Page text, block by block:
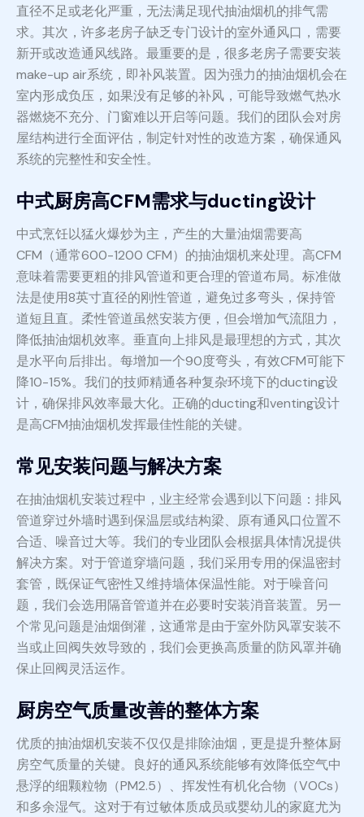
直径不足或老化严重，无法满足现代抽油烟机的排气需
求。其次，许多老房子缺乏专门设计的室外通风口，需要
新开或改造通风线路。最重要的是，很多老房子需要安装
make-up air系统，即补风装置。因为强力的抽油烟机会在
室内形成负压，如果没有足够的补风，可能导致燃气热水
器燃烧不充分、门窗难以开启等问题。我们的团队会对房
屋结构进行全面评估，制定针对性的改造方案，确保通风
系统的完整性和安全性。
中式厨房高CFM需求与ducting设计
中式烹饪以猛火爆炒为主，产生的大量油烟需要高
CFM（通常600-1200 CFM）的抽油烟机来处理。高CFM
意味着需要更粗的排风管道和更合理的管道布局。标准做
法是使用8英寸直径的刚性管道，避免过多弯头，保持管
道短且直。柔性管道虽然安装方便，但会增加气流阻力，
降低抽油烟机效率。垂直向上排风是最理想的方式，其次
是水平向后排出。每增加一个90度弯头，有效CFM可能下
降10-15%。我们的技师精通各种复杂环境下的ducting设
计，确保排风效率最大化。正确的ducting和venting设计
是高CFM抽油烟机发挥最佳性能的关键。
常见安装问题与解决方案
在抽油烟机安装过程中，业主经常会遇到以下问题：排风
管道穿过外墙时遇到保温层或结构梁、原有通风口位置不
合适、噪音过大等。我们的专业团队会根据具体情况提供
解决方案。对于管道穿墙问题，我们采用专用的保温密封
套管，既保证气密性又维持墙体保温性能。对于噪音问
题，我们会选用隔音管道并在必要时安装消音装置。另一
个常见问题是油烟倒灌，这通常是由于室外防风罩安装不
当或止回阀失效导致的，我们会更换高质量的防风罩并确
保止回阀灵活运作。
厨房空气质量改善的整体方案
优质的抽油烟机安装不仅仅是排除油烟，更是提升整体厨
房空气质量的关键。良好的通风系统能够有效降低空气中
悬浮的细颗粒物（PM2.5）、挥发性有机化合物（VOCs）
和多余湿气。这对于有过敏体质成员或婴幼儿的家庭尤为